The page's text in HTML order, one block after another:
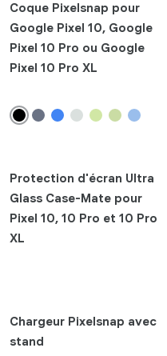
Coque Pixelsnap pour
Google Pixel 10, Google
Pixel 10 Pro ou Google
Pixel 10 Pro XL
Protection d'écran Ultra
Glass Case-Mate pour
Pixel 10, 10 Pro et 10 Pro
XL
Chargeur Pixelsnap avec
stand